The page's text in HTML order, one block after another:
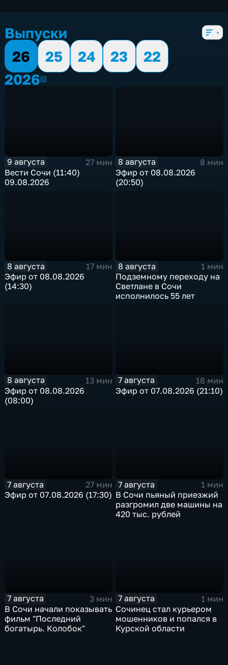
Выпуски
26
25 24 23
22
20262026
9 августа
27 мин
Вести Сочи (11:40)
09.08.2026
8 августа
8 мин
Эфир от 08.08.2026
(20:50)
8 августа
17 мин
Эфир от 08.08.2026
(14:30)
8 августа
1 мин
Подземному переходу на
Светлане в Сочи
исполнилось 55 лет
8 августа
13 мин
Эфир от 08.08.2026
(08:00)
7 августа
18 мин
Эфир от 07.08.2026 (21:10)
7 августа
27 мин
Эфир от 07.08.2026 (17:30)
7 августа
1 мин
В Сочи пьяный приезжий
разгромил две машины на
420 тыс. рублей
7 августа
3 мин
В Сочи начали показывать
фильм "Последний
богатырь. Колобок"
7 августа
1 мин
Сочинец стал курьером
мошенников и попался в
Курской области